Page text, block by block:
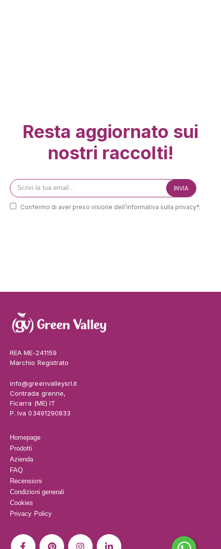
Resta aggiornato sui
nostri raccolti!
Confermo di aver preso visione dell’informativa sulla privacy*.
REA ME-241159
Marchio Registrato
info@greenvalleysrl.it
Contrada grenne,
Ficarra (ME) IT
P. Iva 03491290833
Homepage
Prodotti
Azienda
FAQ
Recensioni
Condizioni generali
Cookies
Privacy Policy